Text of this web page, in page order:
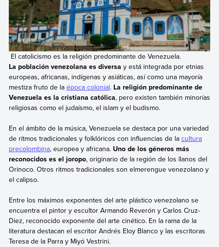
El catolicismo es la religión predominante de Venezuela.
La población venezolana es diversa y está integrada por etnias
europeas, africanas, indígenas y asiáticas, así como una mayoría
mestiza fruto de la época colonial. La religión predominante de
Venezuela es la cristiana católica, pero existen también minorías
religiosas como el judaísmo, el islam y el budismo.
En el ámbito de la música, Venezuela se destaca por una variedad
de ritmos tradicionales y folklóricos con influencias de la cultura
precolombina, europea y africana. Uno de los géneros más
reconocidos es el joropo, originario de la región de los llanos del
Orinoco. Otros ritmos tradicionales son elmerengue venezolano y
el calipso.
Entre los máximos exponentes del arte plástico venezolano se
encuentra el pintor y escultor Armando Reverón y Carlos Cruz-
Diez, reconocido exponente del arte cinético. En la rama de la
literatura destacan el escritor Andrés Eloy Blanco y las escritoras
Teresa de la Parra y Miyó Vestrini.